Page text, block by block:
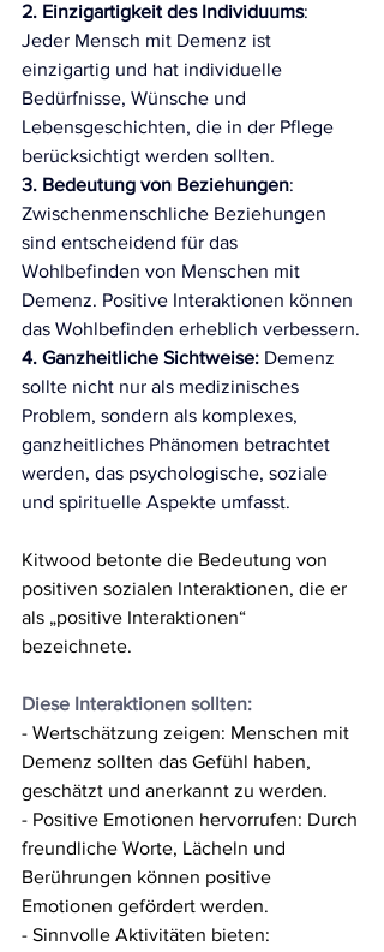
2. Einzigartigkeit des Individuums:
Jeder Mensch mit Demenz ist
einzigartig und hat individuelle
Bedürfnisse, Wünsche und
Lebensgeschichten, die in der Pflege
berücksichtigt werden sollten.
3. Bedeutung von Beziehungen:
Zwischenmenschliche Beziehungen
sind entscheidend für das
Wohlbefinden von Menschen mit
Demenz. Positive Interaktionen können
das Wohlbefinden erheblich verbessern.
4. Ganzheitliche Sichtweise: Demenz
sollte nicht nur als medizinisches
Problem, sondern als komplexes,
ganzheitliches Phänomen betrachtet
werden, das psychologische, soziale
und spirituelle Aspekte umfasst.
Kitwood betonte die Bedeutung von
positiven sozialen Interaktionen, die er
als „positive Interaktionen“
bezeichnete.
Diese Interaktionen sollten:
- Wertschätzung zeigen: Menschen mit
Demenz sollten das Gefühl haben,
geschätzt und anerkannt zu werden.
- Positive Emotionen hervorrufen: Durch
freundliche Worte, Lächeln und
Berührungen können positive
Emotionen gefördert werden.
- Sinnvolle Aktivitäten bieten: